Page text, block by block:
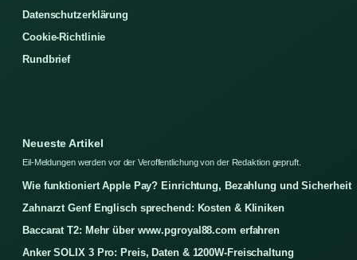
Datenschutzerklärung
Cookie-Richtlinie
Rundbrief
Neueste Artikel
Eil-Meldungen werden vor der Veroffentlichung von der Redaktion gepruft.
Wie funktioniert Apple Pay? Einrichtung, Bezahlung und Sicherheit
Zahnarzt Genf Englisch sprechend: Kosten & Kliniken
Baccarat T2: Mehr über www.pgroyal88.com erfahren
Anker SOLIX 3 Pro: Preis, Daten & 1200W-Freischaltung